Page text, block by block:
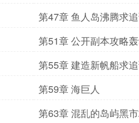
读
第47章 鱼人岛沸腾求
第51章 公开副本攻略
第55章 建造新帆船求
第59章 海巨人
第63章 混乱的岛屿黑